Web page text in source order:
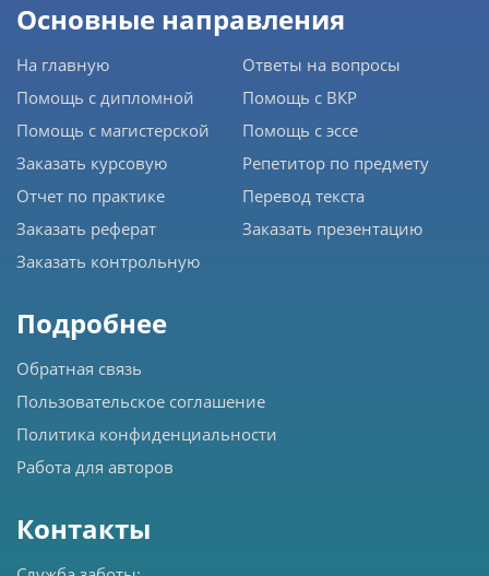
Основные направления
На главную
Помощь с дипломной
Помощь с магистерской
Заказать курсовую
Отчет по практике
Заказать реферат
Заказать контрольную
Ответы на вопросы
Помощь с ВКР
Помощь с эссе
Репетитор по предмету
Перевод текста
Заказать презентацию
Подробнее
Обратная связь
Пользовательское соглашение
Политика конфиденциальности
Работа для авторов
Контакты